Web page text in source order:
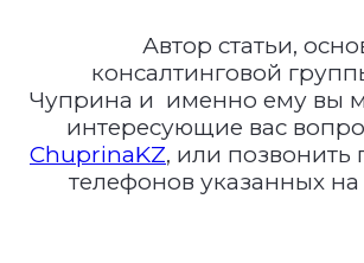
Автор статьи,
консалтинговой
Чуприна и именно ему вы
интересующие вас
ChuprinaKZ, или
телефонов указанных